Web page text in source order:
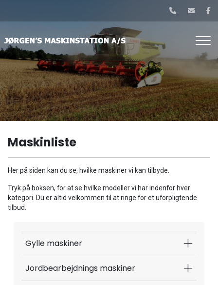
Maskinliste
Her på siden kan du se, hvilke maskiner vi kan tilbyde.
Tryk på boksen, for at se hvilke modeller vi har indenfor hver
kategori. Du er altid velkommen til at ringe for et uforpligtende
tilbud.
Gylle maskiner
Jordbearbejdnings maskiner